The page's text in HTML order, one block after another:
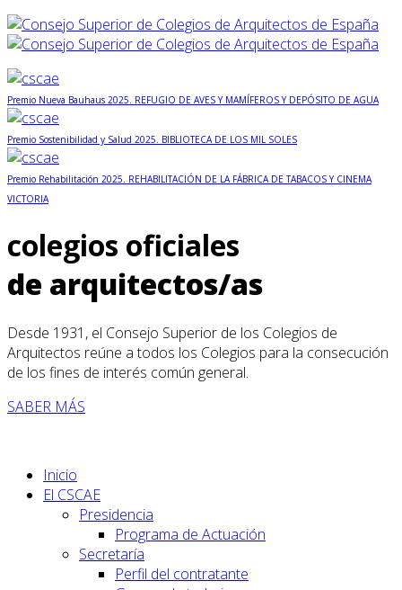
Premio Nueva Bauhaus 2025. REFUGIO DE AVES Y MAMÍFEROS Y DEPÓSITO DE AGUA
Premio Sostenibilidad y Salud 2025. BIBLIOTECA DE LOS MIL SOLES
Premio Rehabilitación 2025. REHABILITACIÓN DE LA FÁBRICA DE TABACOS Y CINEMA
VICTORIA
colegios oficiales
de arquitectos/as
Desde 1931, el Consejo Superior de los Colegios de
Arquitectos reúne a todos los Colegios para la consecución
de los fines de interés común general.
SABER MÁS
Inicio
El CSCAE
Presidencia
Programa de Actuación
Secretaría
Perfil del contratante